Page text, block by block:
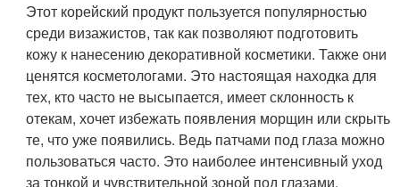
Этот корейский продукт пользуется популярностью
среди визажистов, так как позволяют подготовить
кожу к нанесению декоративной косметики. Также они
ценятся косметологами. Это настоящая находка для
тех, кто часто не высыпается, имеет склонность к
отекам, хочет избежать появления морщин или скрыть
те, что уже появились. Ведь патчами под глаза можно
пользоваться часто. Это наиболее интенсивный уход
за тонкой и чувствительной зоной под глазами,